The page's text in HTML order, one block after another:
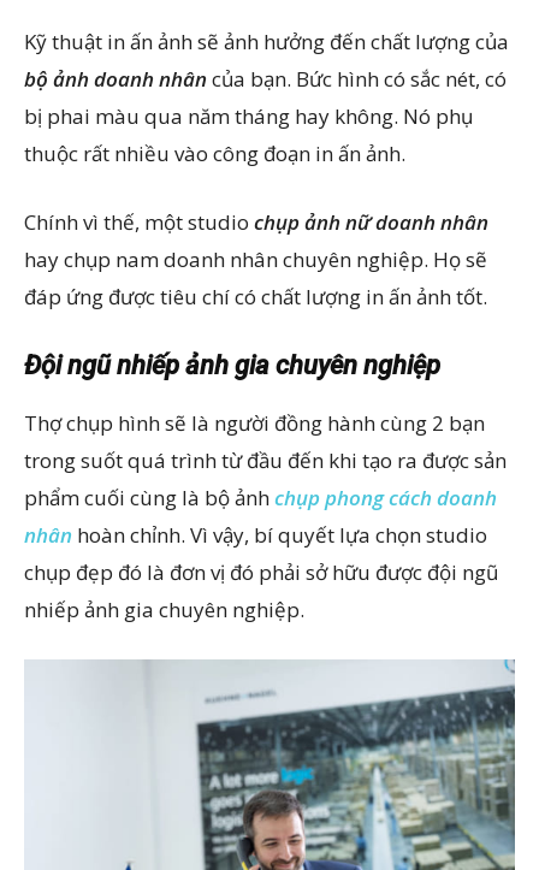
Kỹ thuật in ấn ảnh sẽ ảnh hưởng đến chất lượng của
bộ ảnh doanh nhâncủa bạn. Bức hình có sắc nét, có
bị phai màu qua năm tháng hay không. Nó phụ
thuộc rất nhiều vào công đoạn in ấn ảnh.
Chính vì thế, một studio chụp ảnh nữ doanh nhân
hay chụp nam doanh nhân chuyên nghiệp. Họ sẽ
đáp ứng được tiêu chí có chất lượng in ấn ảnh tốt.
Đội ngũ nhiếp ảnh gia chuyên nghiệp
Thợ chụp hình sẽ là người đồng hành cùng 2 bạn
trong suốt quá trình từ đầu đến khi tạo ra được sản
phẩm cuối cùng là bộ ảnhchụp phong cách doanh
nhân hoàn chỉnh. Vì vậy, bí quyết lựa chọn studio
chụp đẹp đó là đơn vị đó phải sở hữu được đội ngũ
nhiếp ảnh gia chuyên nghiệp.